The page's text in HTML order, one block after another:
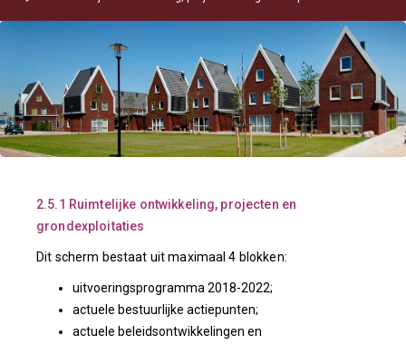
2.5.1 Ruimtelijke ontwikkeling, projecten en
grondexploitaties
Dit scherm bestaat uit maximaal 4 blokken:
uitvoeringsprogramma 2018-2022;
actuele bestuurlijke actiepunten;
actuele beleidsontwikkelingen en